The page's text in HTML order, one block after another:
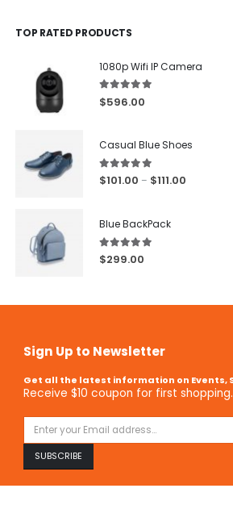
TOP RATED PRODUCTS
1080p Wifi IP Camera
5.00out of 5
$596.00
Casual Blue Shoes
5.00 out of 5
$101.00 – $111.00
Blue BackPack
5.00out of 5
$299.00
Sign Up to Newsletter
Get all the latest information on Events,
Receive $10 coupon for first shopping.